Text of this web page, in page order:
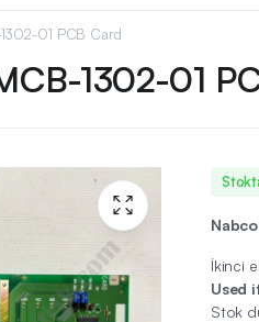
1302-01 PCB Card
1302-01
İkinci
Used
Stok